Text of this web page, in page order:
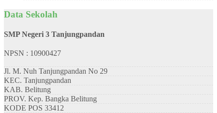
Data Sekolah
SMP Negeri 3 Tanjungpandan
NPSN : 10900427
Jl. M. Nuh Tanjungpandan No 29
KEC. Tanjungpandan
KAB. Belitung
PROV. Kep. Bangka Belitung
KODE POS 33412